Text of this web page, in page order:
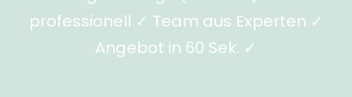
professionell ✓ Team aus Experten ✓
Angebot in 60 Sek. ✓